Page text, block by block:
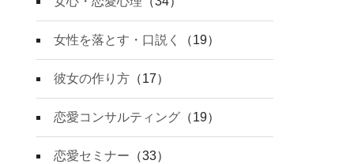
女性を落とす・口説く （19）
彼女の作り方 （17）
恋愛コンサルティング （19）
恋愛セミナー （33）